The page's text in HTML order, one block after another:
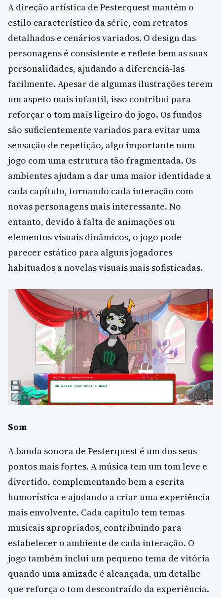
A direção artística de Pesterquest mantém o
estilo característico da série, com retratos
detalhados e cenários variados. O design das
personagens é consistente e reflete bem as suas
personalidades, ajudando a diferenciá-las
facilmente. Apesar de algumas ilustrações terem
um aspeto mais infantil, isso contribui para
reforçar o tom mais ligeiro do jogo. Os fundos
são suficientemente variados para evitar uma
sensação de repetição, algo importante num
jogo com uma estrutura tão fragmentada. Os
ambientes ajudam a dar uma maior identidade a
cada capítulo, tornando cada interação com
novas personagens mais interessante. No
entanto, devido à falta de animações ou
elementos visuais dinâmicos, o jogo pode
parecer estático para alguns jogadores
habituados a novelas visuais mais sofisticadas.
Som
A banda sonora de Pesterquest é um dos seus
pontos mais fortes. A música tem um tom leve e
divertido, complementando bem a escrita
humorística e ajudando a criar uma experiência
mais envolvente. Cada capítulo tem temas
musicais apropriados, contribuindo para
estabelecer o ambiente de cada interação. O
jogo também inclui um pequeno tema de vitória
quando uma amizade é alcançada, um detalhe
que reforça o tom descontraído da experiência.